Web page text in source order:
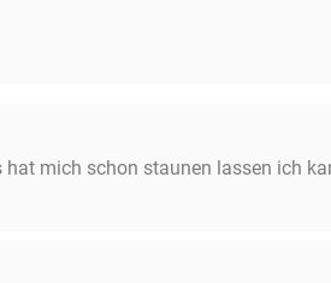
mich schon staunen lassen ich